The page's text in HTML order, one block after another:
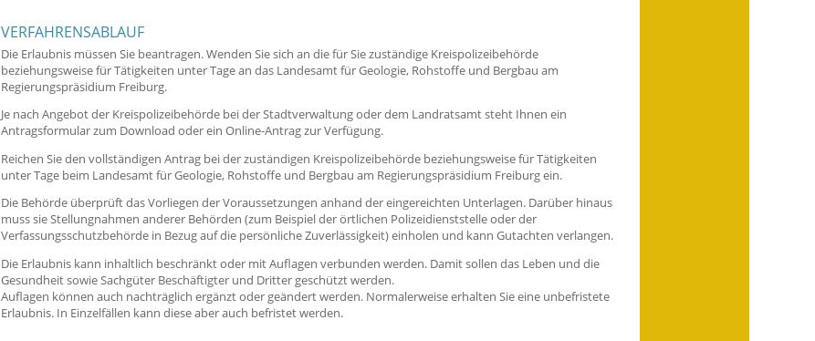
VERFAHRENSABLAUF
Die Erlaubnis müssen Sie beantragen. Wenden Sie sich an die für Sie zuständige Kreispolizeibehörde
beziehungsweise für Tätigkeiten unter Tage an das Landesamt für Geologie, Rohstoffe und Bergbau am
Regierungspräsidium Freiburg.
Je nach Angebot der Kreispolizeibehörde bei der Stadtverwaltung oder dem Landratsamt steht Ihnen ein
Antragsformular zum Download oder ein Online-Antrag zur Verfügung.
Reichen Sie den vollständigen Antrag bei der zuständigen Kreispolizeibehörde beziehungsweise für Tätigkeiten
unter Tage beim Landesamt für Geologie, Rohstoffe und Bergbau am Regierungspräsidium Freiburg ein.
Die Behörde überprüft das Vorliegen der Voraussetzungen anhand dereingereichten Unterlagen. Darüber hinaus
muss sie Stellungnahmen anderer Behörden (zum Beispiel der örtlichen Polizeidienststelle oder der
Verfassungsschutzbehörde in Bezug auf die persönliche Zuverlässigkeit) einholen und kann Gutachten verlangen.
Die Erlaubnis kann inhaltlich beschränkt oder mit Auflagen verbunden werden. Damit sollen das Leben und die
Gesundheit sowie Sachgüter Beschäftigter und Dritter geschützt werden.
Auflagen können auch nachträglich ergänzt oder geändert werden. Normalerweise erhalten Sie eine unbefristete
Erlaubnis. In Einzelfällen kann diese aber auch befristet werden.